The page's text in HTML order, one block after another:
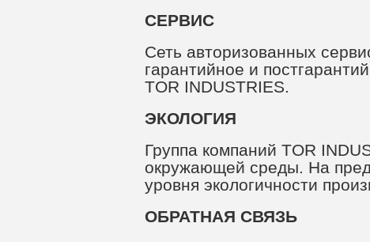
СЕРВИС
Сеть авторизованных
гарантийное и
TOR INDUSTRIES.
ЭКОЛОГИЯ
Группа компаний TOR
окружающей среды. На
уровня экологичности
ОБРАТНАЯ СВЯЗЬ